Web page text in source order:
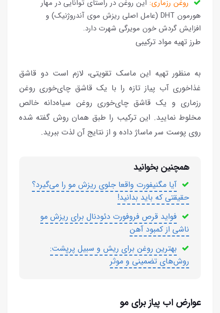
روغن رزماری: این روغن در راستای توانایی در مهار
هورمون DHT (عامل اصلی ریزش موی آندروژنیک) و
افزایش گردش خون مویرگی شهرت دارد.
طرز تهیه مواد ترکیبی
به منظور تهیه این ماسک تقویتی، لازم است دو قاشق
غذاخوری آب پیاز تازه را با یک قاشق چای‌خوری روغن
رزماری و یک قاشق چای‌خوری روغن سیاه‌دانه خالص
مخلوط نمایید. این ترکیب را طبق همان روش گفته شده
روی پوست سر ماساژ داده و از نتایج آن لذت ببرید.
همچنین بخوانید
آیا مگنیفورت واقعا جلوی ریزش مو را می‌گیرد؟
حقیقتی که باید بدانید!
فواید قرص فروفورت دئودنال برای ریزش مو
ناشی از کمبود آهن
بهترین روغن برای ریش و سبیل پرپشت:
روش‌های تضمینی و موثر
عوارض اب پیاز برای مو